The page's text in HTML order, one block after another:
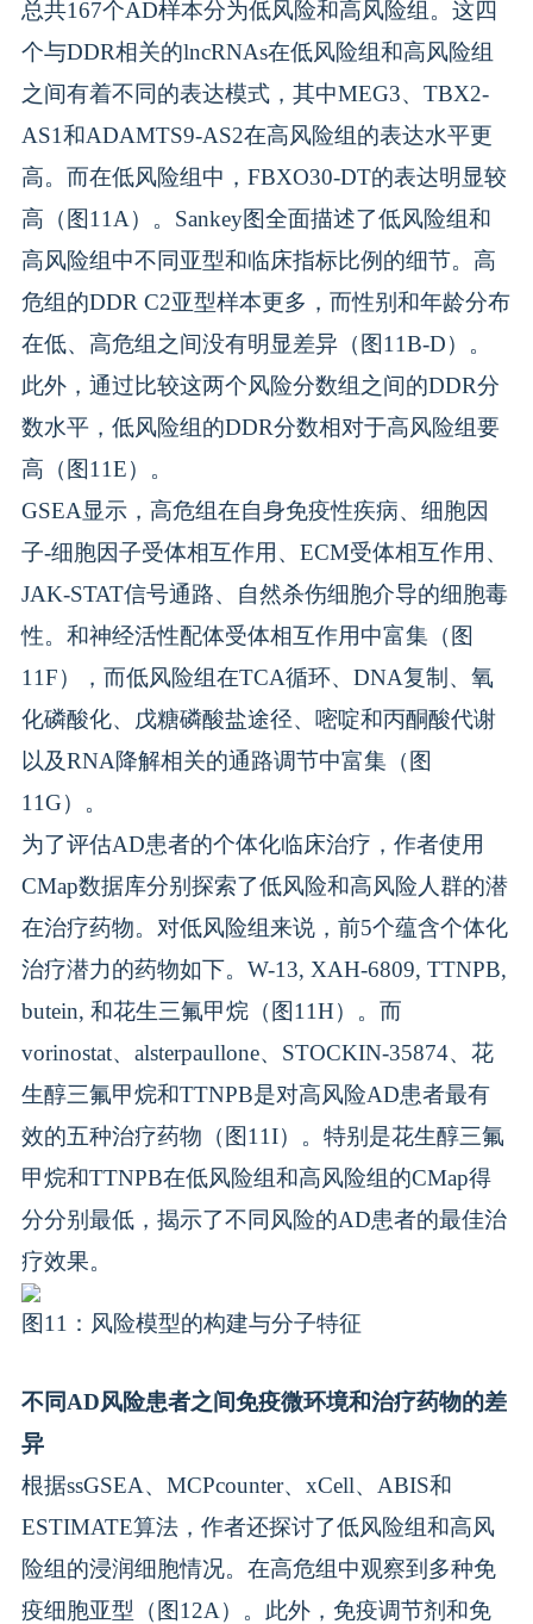
总共167个AD样本分为低风险和高风险组。这四
个与DDR相关的lncRNAs在低风险组和高风险组
之间有着不同的表达模式，其中MEG3、TBX2-
AS1和ADAMTS9-AS2在高风险组的表达水平更
高。而在低风险组中，FBXO30-DT的表达明显较
高（图11A）。Sankey图全面描述了低风险组和
高风险组中不同亚型和临床指标比例的细节。高
危组的DDR C2亚型样本更多，而性别和年龄分布
在低、高危组之间没有明显差异（图11B-D）。
此外，通过比较这两个风险分数组之间的DDR分
数水平，低风险组的DDR分数相对于高风险组要
高（图11E）。
GSEA显示，高危组在自身免疫性疾病、细胞因
子-细胞因子受体相互作用、ECM受体相互作用、
JAK-STAT信号通路、自然杀伤细胞介导的细胞毒
性。和神经活性配体受体相互作用中富集（图
11F），而低风险组在TCA循环、DNA复制、氧
化磷酸化、戊糖磷酸盐途径、嘧啶和丙酮酸代谢
以及RNA降解相关的通路调节中富集（图
11G）。
为了评估AD患者的个体化临床治疗，作者使用
CMap数据库分别探索了低风险和高风险人群的潜
在治疗药物。对低风险组来说，前5个蕴含个体化
治疗潜力的药物如下。W-13, XAH-6809, TTNPB,
butein, 和花生三氟甲烷（图11H）。而
vorinostat、alsterpaullone、STOCKIN-35874、花
生醇三氟甲烷和TTNPB是对高风险AD患者最有
效的五种治疗药物（图11I）。特别是花生醇三氟
甲烷和TTNPB在低风险组和高风险组的CMap得
分分别最低，揭示了不同风险的AD患者的最佳治
疗效果。
图11：风险模型的构建与分子特征
不同AD风险患者之间免疫微环境和治疗药物的差
异
根据ssGSEA、MCPcounter、xCell、ABIS和
ESTIMATE算法，作者还探讨了低风险组和高风
险组的浸润细胞情况。在高危组中观察到多种免
疫细胞亚型（图12A）。此外，免疫调节剂和免